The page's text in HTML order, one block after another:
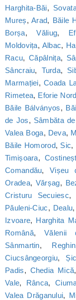
Harghita-Băi,
Mureș, Arad, Băile
Borșa,Văliug,
Moldovița, Albac,
Racu,Căpâlnița,
Sâncraiu, Turda,
Marmației,Coada
Rimetea, Eforie Nord
Băile Bálványos,
de Jos, Sâmbăta
Valea Boga, Deva,
Băile Homorod, Sic,
Timișoara,
Comandău,Vișeu
Oradea, Vărșag,
Cristuru Secuiesc
Păuleni-Ciuc, Dealu
Izvoare, Harghita
Română,Vălenii
Sânmartin, Reghin
Ciucsângeorgiu,
Padis, Chedia Mică,
Vale, Rânca,
Valea Drăganului,